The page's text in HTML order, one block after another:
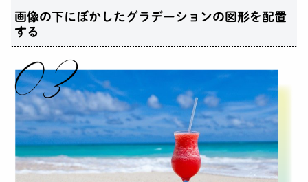
画像の下にぼかしたグラデーションの図形を配置
する